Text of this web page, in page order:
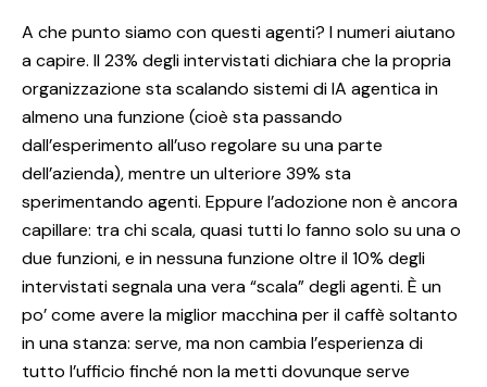
A che punto siamo con questi agenti? I numeri aiutano
a capire. Il 23% degli intervistati dichiara che la propria
organizzazione sta scalando sistemi di IA agentica in
almeno una funzione (cioè sta passando
dall’esperimento all’uso regolare su una parte
dell’azienda), mentre un ulteriore 39% sta
sperimentando agenti. Eppure l’adozione non è ancora
capillare: tra chi scala, quasi tutti lo fanno solo su una o
due funzioni, e in nessuna funzione oltre il 10% degli
intervistati segnala una vera “scala” degli agenti. È un
po’ come avere la miglior macchina per il caffè soltanto
in una stanza: serve, ma non cambia l’esperienza di
tutto l’ufficio finché non la metti dovunque serve